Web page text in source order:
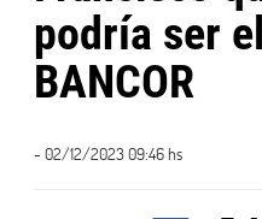
podría ser
BANCOR
- 02/12/2023 09:46 hs